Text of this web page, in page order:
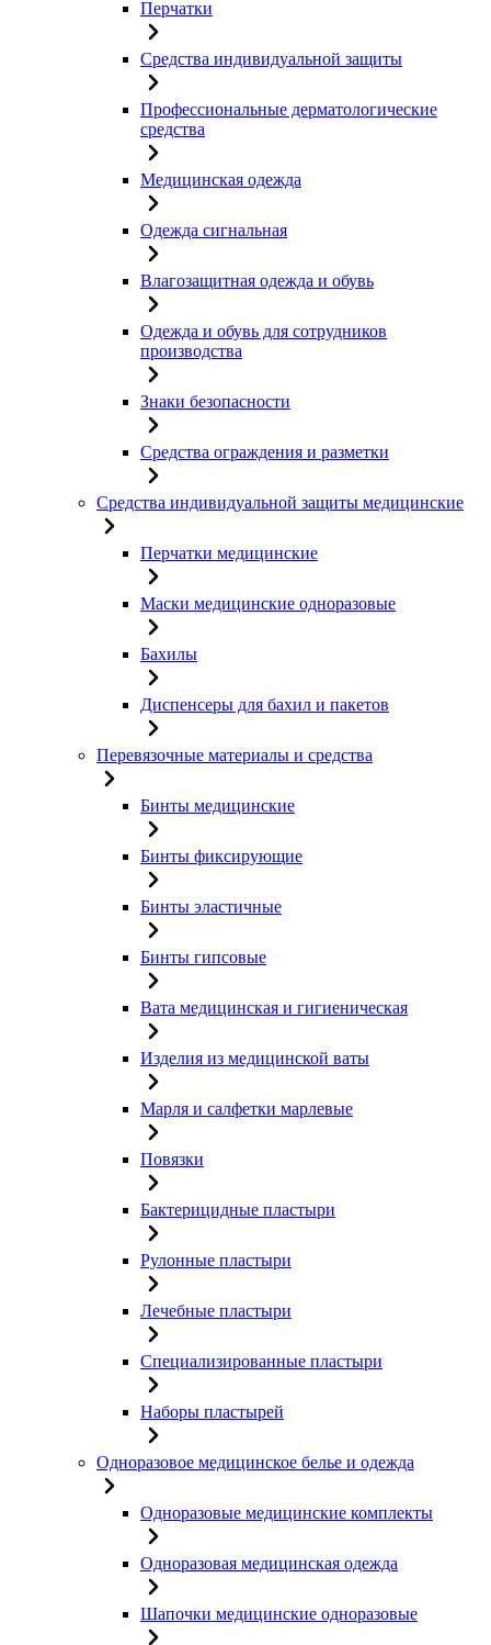
Перчатки
Средства индивидуальной защиты
Профессиональные дерматологические
средства
Медицинская одежда
Одежда сигнальная
Влагозащитная одежда и обувь
Одежда и обувь для сотрудников
производства
Знаки безопасности
Средства ограждения и разметки
Средства индивидуальной защиты медицинские
Перчатки медицинские
Маски медицинские одноразовые
Бахилы
Диспенсеры для бахил и пакетов
Перевязочные материалы и средства
Бинты медицинские
Бинты фиксирующие
Бинты эластичные
Бинты гипсовые
Вата медицинская и гигиеническая
Изделия из медицинской ваты
Марля и салфетки марлевые
Повязки
Бактерицидные пластыри
Рулонные пластыри
Лечебные пластыри
Специализированные пластыри
Наборы пластырей
Одноразовое медицинское белье и одежда
Одноразовые медицинские комплекты
Одноразовая медицинская одежда
Шапочки медицинские одноразовые